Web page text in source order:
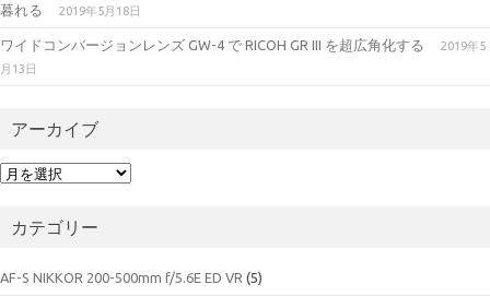
暮れる
2019年5月18日
ワイドコンバージョンレンズ GW-4 で RICOH GR III を超広角化する
2019年5
月13日
アーカイブ
ア
イカテゴリー
AF-S NIKKOR 200-500mm f/5.6E ED VR (5)